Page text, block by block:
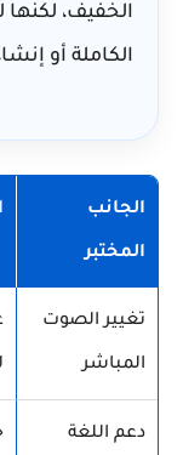
الخفيف،
الكاملة أو
الجانب
المختبر
تغيير الصوت
المباشر
دعم اللغة